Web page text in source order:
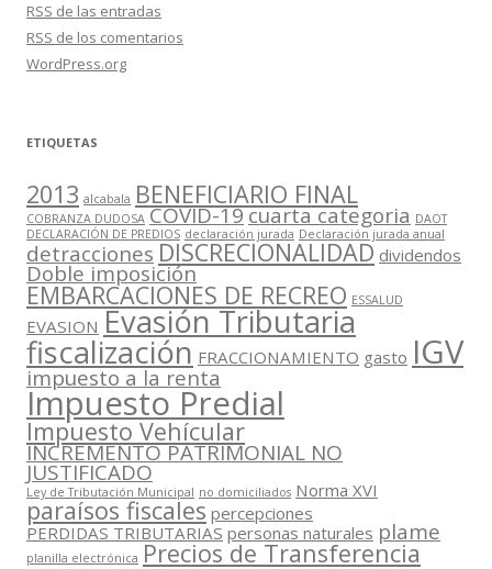
RSS de las entradas
RSS de los comentarios
WordPress.org
ETIQUETAS
2013 alcabala BENEFICIARIO FINAL
COBRANZA DUDOSA COVID-19cuarta categoria DAOT
DECLARACIÓN DE PREDIOS declaración jurada Declaración jurada anual
detracciones DISCRECIONALIDAD dividendos
Doble imposición
EMBARCACIONES DE RECREO ESSALUD
EVASION Evasión Tributaria
fiscalización FRACCIONAMIENTO gasto IGV
impuesto a la renta
Impuesto Predial
Impuesto Vehícular
INCREMENTO PATRIMONIAL NO
JUSTIFICADO
Ley de Tributación Municipal no domiciliados Norma XVI
paraísos fiscales percepciones
PERDIDAS TRIBUTARIAS personas naturales plame
planilla electrónica Precios de Transferencia